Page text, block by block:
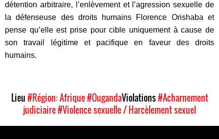
détention arbitraire, l’enlèvement et l’agression sexuelle de
la défenseuse des droits humains Florence Orishaba et
pense qu’elle est prise pour cible uniquement à cause de
son travail légitime et pacifique en faveur des droits
humains.
Lieu#Région: Afrique#OugandaViolations#Acharnement
judiciaire#Violence sexuelle / Harcèlement sexuel